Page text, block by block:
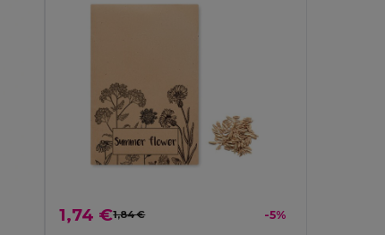
1,74 €1,84 € -5%